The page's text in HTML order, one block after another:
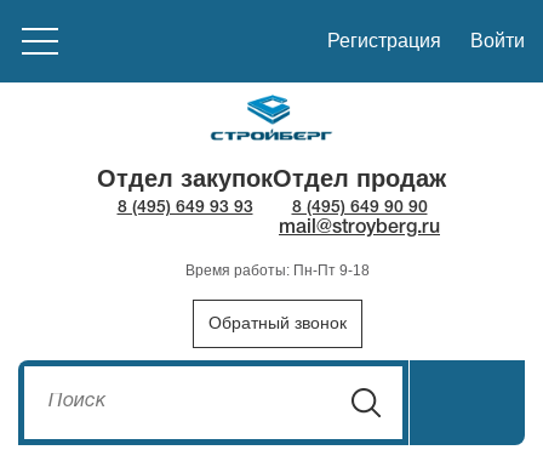
Регистрация Войти
Отдел закупок
8 (495) 649 93 93
Отдел продаж
8 (495) 649 90 90
mail@stroyberg.ru
Время работы: Пн-Пт 9-18
Обратный звонок